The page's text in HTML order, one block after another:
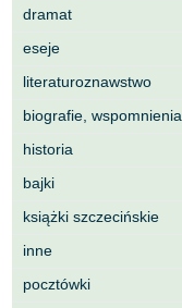
dramat
eseje
literaturoznawstwo
biografie, wspomnienia
historia
bajki
książki szczecińskie
inne
pocztówki